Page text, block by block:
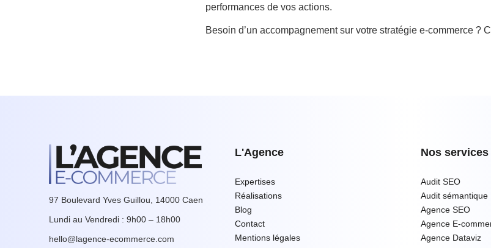
performances de vos actions.
Besoin d’un accompagnement sur votre stratégie e-commerce ? C
97 Boulevard Yves Guillou, 14000 Caen
Lundi au Vendredi : 9h00 – 18h00
hello@lagence-ecommerce.com
L'Agence
Expertises
Réalisations
Blog
Contact
Mentions légales
Nos services
Audit SEO
Audit sémantique
Agence SEO
Agence E-
Agence Dataviz